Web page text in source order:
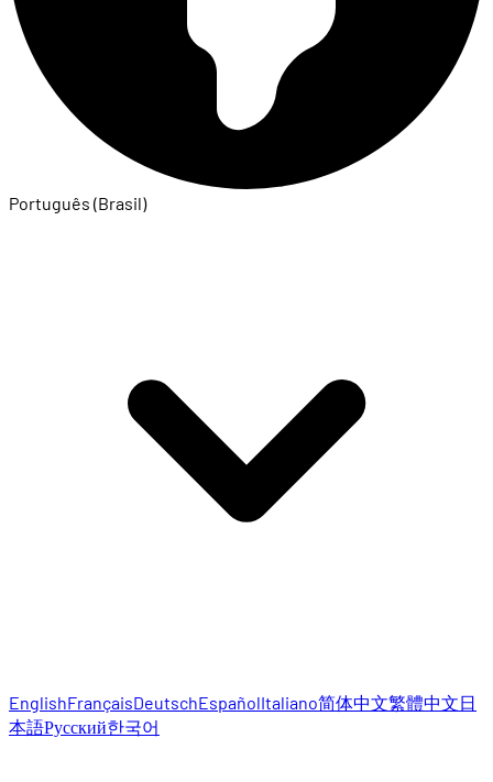
Português (Brasil)
EnglishFrançaisDeutschEspañolItaliano简体中文繁體中文日
本語Русский한국어